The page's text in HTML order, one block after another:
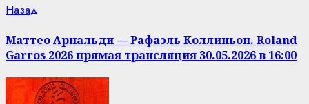
Продолжить
чтение
Назад
Маттео Арнальди — Рафаэль Коллиньон. Roland
Garros 2026 прямая трансляция 30.05.2026 в 16:00